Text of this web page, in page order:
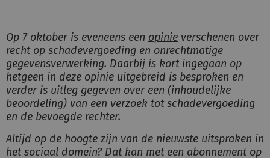
Op 7 oktober is eveneens een opinie verschenen over
recht op schadevergoeding en onrechtmatige
gegevensverwerking. Daarbij is kort ingegaan op
hetgeen in deze opinie uitgebreid is besproken en
verder is uitleg gegeven over een (inhoudelijke
beoordeling) van een verzoek tot schadevergoeding
en de bevoegde rechter.
Altijd op de hoogte zijn van de nieuwste uitspraken in
het sociaal domein? Dat kan met een abonnement op